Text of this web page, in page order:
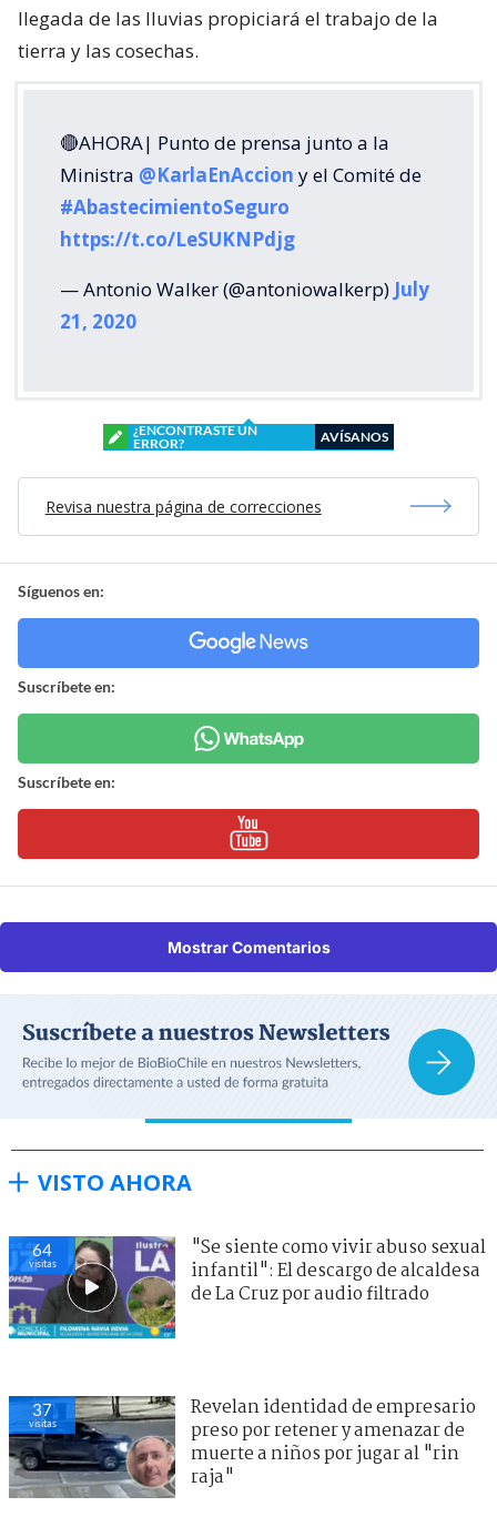
llegada de las lluvias propiciará el trabajo de la
tierra y las cosechas.
🔴AHORA| Punto de prensa junto a la
Ministra @KarlaEnAccion y el Comité de
#AbastecimientoSeguro
https://t.co/LeSUKNPdjg
— Antonio Walker (@antoniowalkerp) July
21, 2020
¿ENCONTRASTE UN
ERROR?
AVÍSANOS
Revisa nuestra página de correcciones
Síguenos en:
Suscríbete en:
Suscríbete en:
Mostrar Comentarios
VISTO AHORA
64
visitas
"Se siente como vivir abuso sexual
infantil": El descargo de alcaldesa
de La Cruz por audio filtrado
37
visitas
Revelan identidad de empresario
preso por retener y amenazar de
muerte a niños por jugar al "rin
raja"